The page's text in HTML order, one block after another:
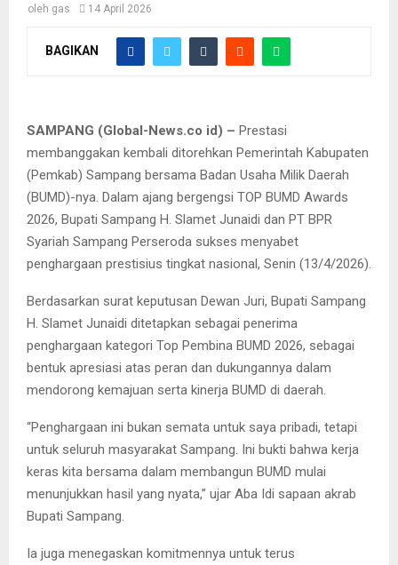
oleh gas 14 April 2026
BAGIKAN
Bupati Sampang H. Slamet Junaidi (tengah) didampingi Dirut PT
SAMPANG (Global-News.co id) – Prestasi
membanggakan kembali ditorehkan Pemerintah Kabupaten
(Pemkab) Sampang bersama Badan Usaha Milik Daerah
(BUMD)-nya. Dalam ajang bergengsi TOP BUMD Awards
2026, Bupati Sampang H. Slamet Junaidi dan PT BPR
Syariah Sampang Perseroda sukses menyabet
penghargaan prestisius tingkat nasional, Senin (13/4/2026).
Berdasarkan surat keputusan Dewan Juri, Bupati Sampang
H. Slamet Junaidi ditetapkan sebagai penerima
penghargaan kategori Top Pembina BUMD 2026, sebagai
bentuk apresiasi atas peran dan dukungannya dalam
mendorong kemajuan serta kinerja BUMD di daerah.
“Penghargaan ini bukan semata untuk saya pribadi, tetapi
untuk seluruh masyarakat Sampang. Ini bukti bahwa kerja
keras kita bersama dalam membangun BUMD mulai
menunjukkan hasil yang nyata,” ujar Aba Idi sapaan akrab
Bupati Sampang.
Ia juga menegaskan komitmennya untuk terus